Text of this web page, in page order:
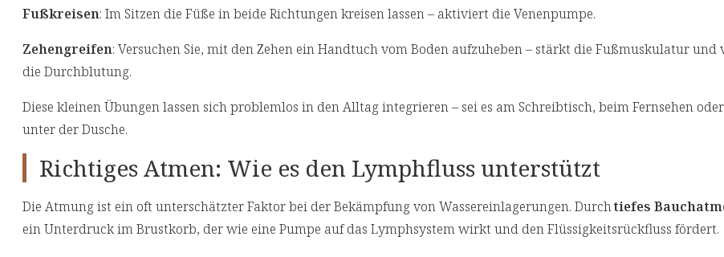
Fußkreisen: Im Sitzen die Füße in beide Richtungen kreisen lassen – aktiviert die Venenpumpe.
Zehengreifen: Versuchen Sie, mit den Zehen ein Handtuch vom Boden aufzuheben – stärkt die Fußmuskulatur und
die Durchblutung.
Diese kleinen Übungen lassen sich problemlos in den Alltag integrieren – sei es am Schreibtisch, beim Fernsehen
unter der Dusche.
Richtiges Atmen: Wie es den Lymphfluss unterstützt
Die Atmung ist ein oft unterschätzter Faktor bei der Bekämpfung von Wassereinlagerungen. Durchtiefes
ein Unterdruck im Brustkorb, der wie eine Pumpe auf das Lymphsystem wirkt und den Flüssigkeitsrückfluss fördert.